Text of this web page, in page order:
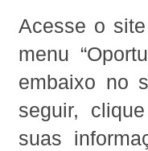
Acesse o
menu
embaixo no
seguir,
suas